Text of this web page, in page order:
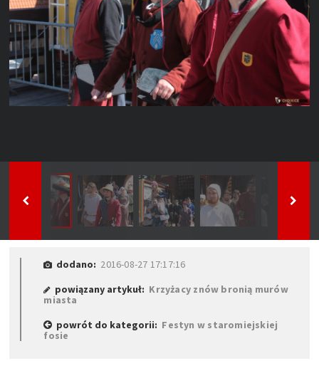
dodano: 2016-08-27 17:17:16
powiązany artykuł: Krzyżacy znów bronią murów
miasta
powrót do kategorii: Festyn w staromiejskiej
fosie